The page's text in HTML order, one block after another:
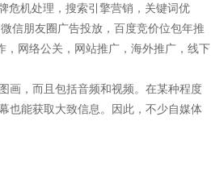
危机处理，搜索引擎营销，关键词优
信朋友圈广告投放，百度竞价位包年推
网络公关，网站推广，海外推广，线下
画，而且包括音频和视频。在某种程度
也能获取大致信息。因此，不少自媒体